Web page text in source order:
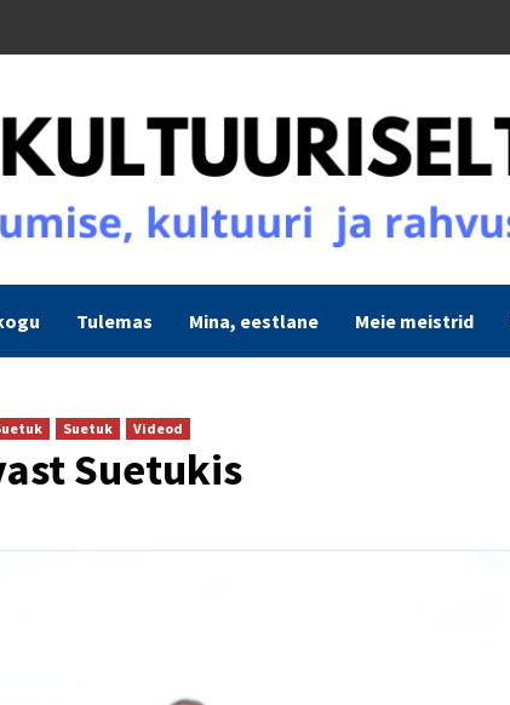
Tulemas Mina, eestlane Meie meistrid
Suetuk Videod
Suetukis